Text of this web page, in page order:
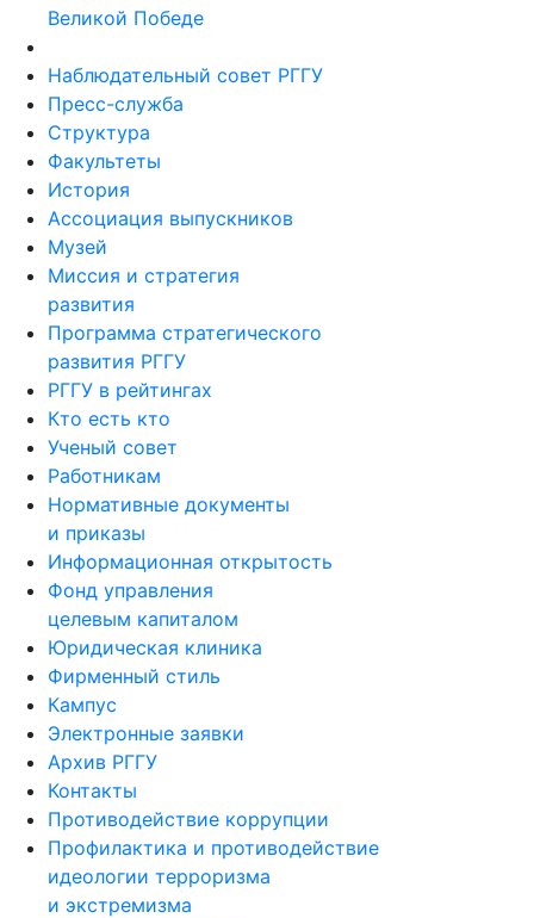
Великой Победе
Наблюдательный совет РГГУ
Пресс-служба
Структура
Факультеты
История
Ассоциация выпускников
Музей
Миссия и стратегия
развития
Программа стратегического
развития РГГУ
РГГУ в рейтингах
Кто есть кто
Ученый совет
Работникам
Нормативные документы
и приказы
Информационная открытость
Фонд управления
целевым капиталом
Юридическая клиника
Фирменный стиль
Кампус
Электронные заявки
Архив РГГУ
Контакты
Противодействие коррупции
Профилактика и противодействие
идеологии терроризма
и экстремизма